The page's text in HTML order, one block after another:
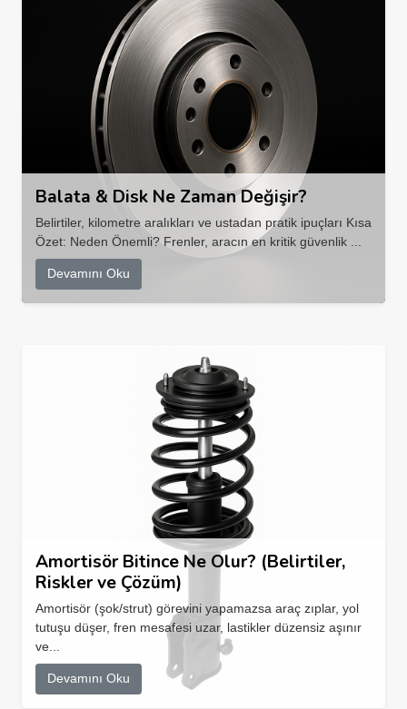
Balata & Disk Ne Zaman Değişir?
Belirtiler, kilometre aralıkları ve ustadan pratik ipuçları Kısa
Özet: Neden Önemli? Frenler, aracın en kritik güvenlik ...
Devamını Oku
Amortisör Bitince Ne Olur? (Belirtiler,
Riskler ve Çözüm)
Amortisör (şok/strut) görevini yapamazsa araç zıplar, yol
tutuşu düşer, fren mesafesi uzar, lastikler düzensiz aşınır
ve...
Devamını Oku